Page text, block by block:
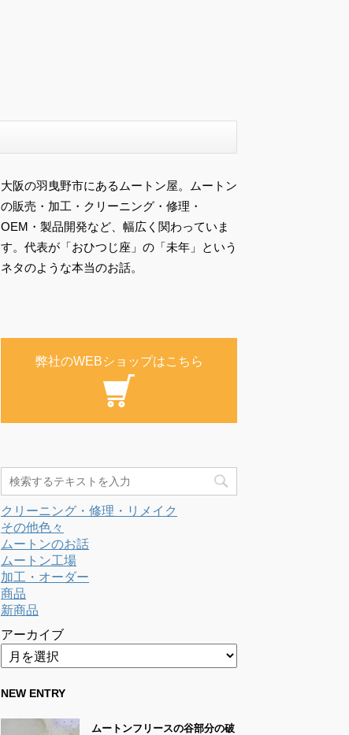
大阪の羽曳野市にあるムートン屋。ムートン
の販売・加工・クリーニング・修理・
OEM・製品開発など、幅広く関わっていま
す。代表が「おひつじ座」の「未年」という
ネタのような本当のお話。
弊社のWEBショップはこちら
クリーニング・修理・リメイク
その他色々
ムートンのお話
ムートン工場
加工・オーダー
商品
新商品
アーカイブ
NEW ENTRY
ムートンフリースの谷部分の破